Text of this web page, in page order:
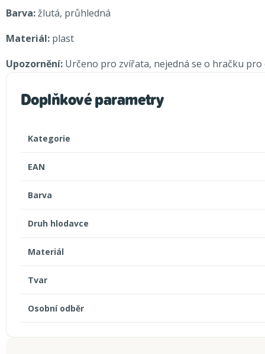
Barva:žlutá, průhledná
Materiál: plast
Upozornění: Určeno pro zvířata, nejedná se o hračku pro
Doplňkové parametry
Kategorie
EAN
Barva
Druh hlodavce
Materiál
Tvar
Osobní odběr